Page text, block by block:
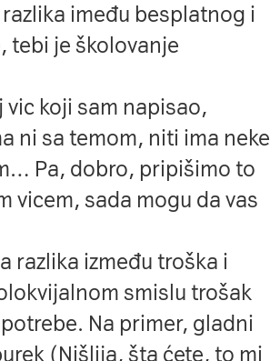
imeđu besplatnog i
tebi je školovanje
vic koji sam napisao,
ni sa temom, niti ima neke
Pa, dobro, pripišimo to
vicem, sada mogu da vas
razlika između troška i
smislu trošak
Na primer, gladni
(Nišlija, šta ćete, to mi